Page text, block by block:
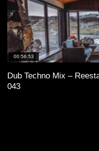
00:56:53
Dub Techno Mix –
043